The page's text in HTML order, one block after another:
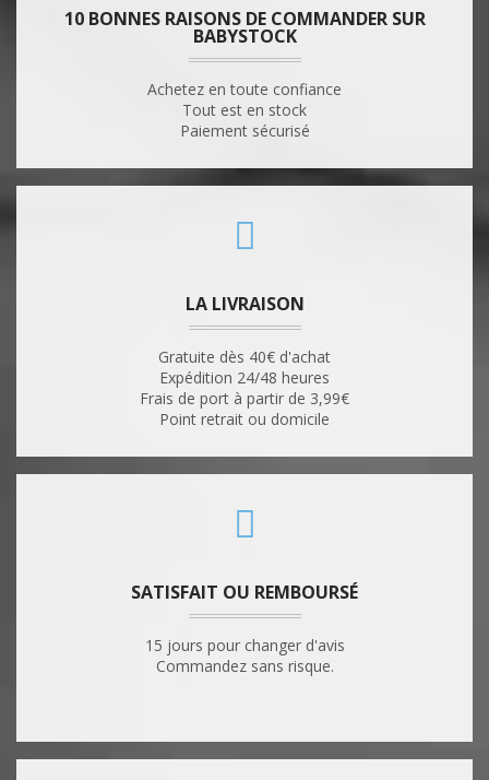
10 BONNES RAISONS DE COMMANDER SUR
BABYSTOCK
Achetez en toute confiance
Tout est en stock
Paiement sécurisé
LA LIVRAISON
Gratuite dès 40€ d'achat
Expédition 24/48 heures
Frais de port à partir de 3,99€
Point retrait ou domicile
SATISFAIT OU REMBOURSÉ
15 jours pour changer d'avis
Commandez sans risque.